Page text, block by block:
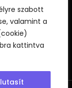
szabott
valamint a
kattintva
KISOKOS